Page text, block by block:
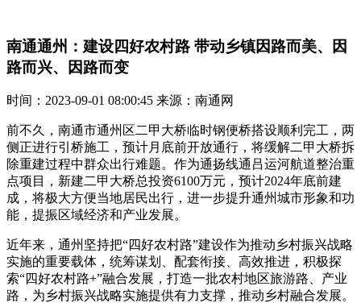
南通通州：建设四好农村路 带动乡镇因路而美、因
路而兴、因路而变
时间：2023-09-01 08:00:45 来源：南通网
前不久，南通市通州区二甲大桥临时钢便桥搭设顺利完工，两
侧正进行引桥施工，预计月底前开放通行，将缓解二甲大桥拆
除重建过程中群众出行难题。作为通扬线通吕运河航道整治重
点项目，新建二甲大桥总投资6100万元，预计2024年底前建
成，将极大方便当地居民出行，进一步提升通州城市形象和功
能，提振区域经济和产业发展。
近年来，通州坚持把“四好农村路”建设作为推动乡村振兴战略
实施的重要载体，统筹谋划、配套衔接、高效推进，积极探
索“四好农村路+”融合发展，打造一批农村地区旅游路、产业
路，为乡村振兴战略实施提供有力支撑，推动乡村融合发展。